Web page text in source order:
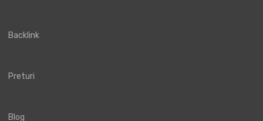
Backlink
Preturi
Blog